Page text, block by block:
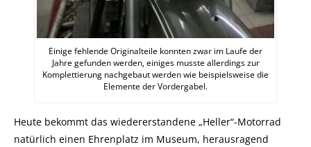
Einige fehlende Originalteile konnten zwar im Laufe der
Jahre gefunden werden, einiges musste allerdings zur
Komplettierung nachgebaut werden wie beispielsweise die
Elemente der Vordergabel.
Heute bekommt das wiedererstandene „Heller“-Motorrad
natürlich einen Ehrenplatz im Museum, herausragend